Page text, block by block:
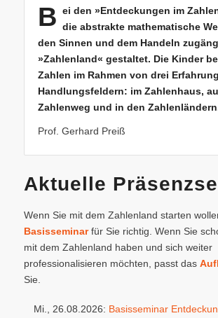
B ei den »Entdeckungen im
die abstrakte mathematische
den Sinnen und dem Handeln
»Zahlenland« gestaltet. Die Kinder
Zahlen im Rahmen von drei
Handlungsfeldern: im Zahlenhaus,
Zahlenweg und in den
Prof. Gerhard Preiß
Aktuelle
Wenn Sie mit dem Zahlenland starten
Basisseminarfür Sie richtig. Wenn Sie
mit dem Zahlenland haben und sich weiter
professionalisieren möchten, passt das
Sie.
Mi., 26.08.2026: Basisseminar